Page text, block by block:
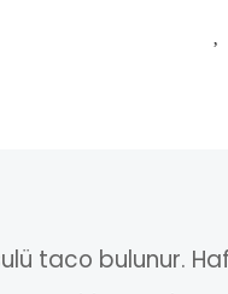
taco bulunur.